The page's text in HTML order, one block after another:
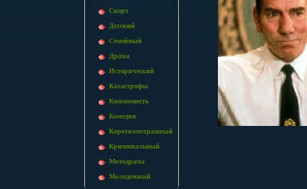
Спорт
Детский
Семейный
Драма
Исторический
Катастрофы
Киноповесть
Комедия
Короткометражный
Криминальный
Мелодрама
Молодежный